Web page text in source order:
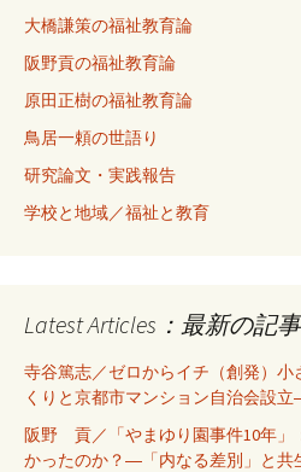
大橋謙策の福祉教育論
阪野貢の福祉教育論
原田正樹の福祉教育論
鳥居一頼の世語り
研究論文・実践報告
学校と地域／福祉と教育
Latest Articles：最新の記
寺谷篤志／ゼロからイチ（創発）
くりと京都市マンション自治会設
阪野 貢／「やまゆり園事件10年」
かったのか？―「内なる差別」と共